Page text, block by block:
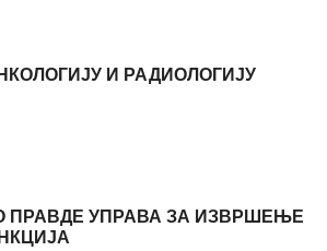
И РАДИОЛОГИЈУ
ПРАВДЕ УПРАВА ЗА ИЗВРШЕЊЕ